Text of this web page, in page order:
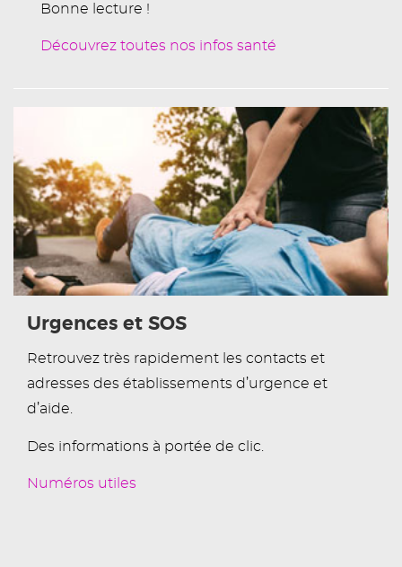
Bonne lecture !
Découvrez toutes nos infos santé
Urgences et SOS
Retrouvez très rapidement les contacts et
adresses des établissements d’urgence et
d’aide.
Des informations à portée de clic.
Numéros utiles